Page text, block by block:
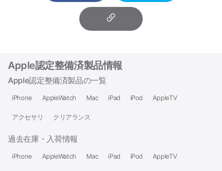
Apple認定整備済製品情報
Apple認定整備済製品の一覧
iPhone AppleWatch Mac iPad iPod AppleTV
アクセサリ クリアランス
過去在庫・入荷情報
iPhone AppleWatch Mac iPad iPod AppleTV